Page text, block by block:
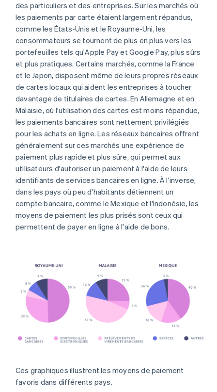
des particuliers et des entreprises. Sur les marchés où
les paiements par carte étaient largement répandus,
comme les États-Unis et le Royaume-Uni, les
consommateurs se tournent de plus en plus vers les
portefeuilles tels qu'Apple Pay et Google Pay, plus sûrs
et plus pratiques. Certains marchés, comme la France
et le Japon, disposent même de leurs propres réseaux
de cartes locaux qui aident les entreprises à toucher
davantage de titulaires de cartes. En Allemagne et en
Malaisie, où l'utilisation des cartes est moins répandue,
les paiements bancaires sont nettement privilégiés
pour les achats en ligne. Les réseaux bancaires offrent
généralement sur ces marchés une expérience de
paiement plus rapide et plus sûre, qui permet aux
utilisateurs d'autoriser un paiement à l'aide de leurs
identifiants de services bancaires en ligne. À l'inverse,
dans les pays où peu d'habitants détiennent un
compte bancaire, comme le Mexique et l'Indonésie, les
moyens de paiement les plus prisés sont ceux qui
permettent de payer en ligne à l'aide de bons.
Ces graphiques illustrent les moyens de paiement
favoris dans différents pays.